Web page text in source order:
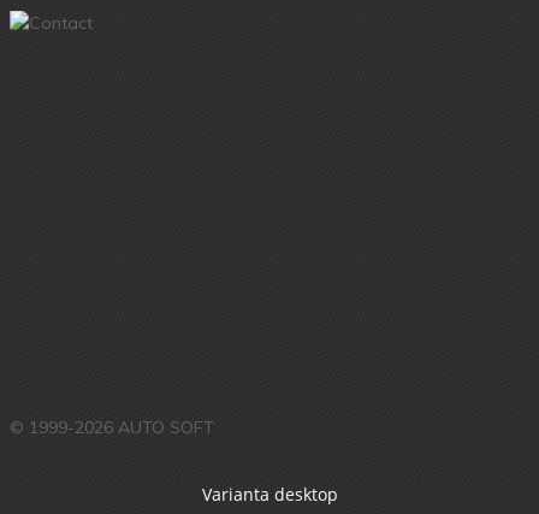
© 1999-2026 AUTO SOFT
Varianta desktop